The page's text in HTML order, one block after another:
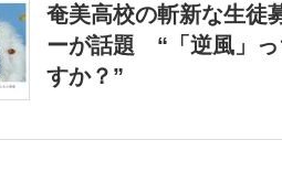
奄美高校の斬新な生徒
ーが話題 “「逆風」っ
すか？”